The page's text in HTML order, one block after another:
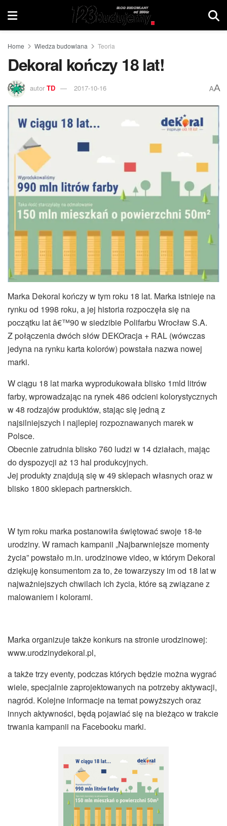
Home Wiedza budowlana Teoria
Dekoral kończy 18 lat!
autor TD 2017-10-16 AA
Marka Dekoral kończy w tym roku 18 lat. Marka istnieje na
rynku od 1998 roku, a jej historia rozpoczęła się na
początku lat â€™90 w siedzibie Polifarbu Wrocław S.A.
Z połączenia dwóch słów DEKOracja + RAL (wówczas
jedyna na rynku karta kolorów) powstała nazwa nowej
marki.
W ciągu 18 lat marka wyprodukowała blisko 1mld litrów
farby, wprowadzając na rynek 486 odcieni kolorystycznych
w 48 rodzajów produktów, stając się jedną z
najsilniejszych i najlepiej rozpoznawanych marek w
Polsce.
Obecnie zatrudnia blisko 760 ludzi w 14 działach, mając
do dyspozycji aż 13 hal produkcyjnych.
Jej produkty znajdują się w 49 sklepach własnych oraz w
blisko 1800 sklepach partnerskich.
W tym roku marka postanowiła świętować swoje 18-te
urodziny. W ramach kampanii „Najbarwniejsze momenty
życia” powstało m.in. urodzinowe video, w którym Dekoral
dziękuję konsumentom za to, że towarzyszy im od 18 lat w
najważniejszych chwilach ich życia, które są związane z
malowaniem i kolorami.
Marka organizuje także konkurs na stronie urodzinowej:
www.urodzinydekoral.pl,
a także trzy eventy, podczas których będzie można wygrać
wiele, specjalnie zaprojektowanych na potrzeby aktywacji,
nagród. Kolejne informacje na temat powyższych oraz
innych aktywności, będą pojawiać się na bieżąco w trakcie
trwania kampanii na Facebooku marki.